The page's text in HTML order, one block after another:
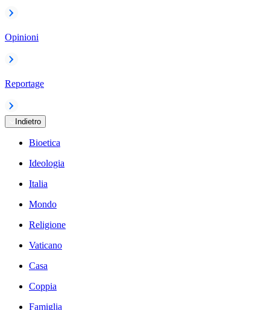
Opinioni
Reportage
Indietro
Bioetica
Ideologia
Italia
Mondo
Religione
Vaticano
Casa
Coppia
Famiglia